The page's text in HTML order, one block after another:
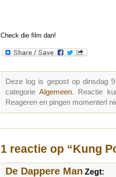
Check die film dan!
Deze log is gepost op dinsdag
categorie Algemeen. Reactie
Reageren en pingen momenterl
1 reactie op “Kung
De Dappere Man Zegt: